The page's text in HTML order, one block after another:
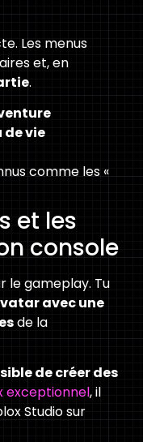
Les menus
et, en
.
de vie
comme les «
et les
console
le gameplay. Tu
avec une
de la
de créer des
exceptionnel, il
Studio sur